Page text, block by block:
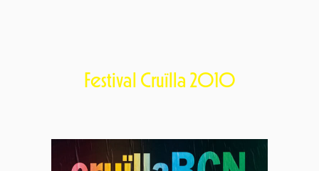
Festival Cruïlla 2010